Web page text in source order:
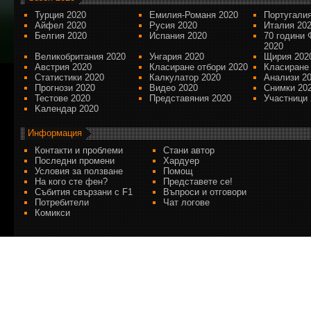
Турция 2020
Емилия-Романя 2020
Айфел 2020
Русия 2020
Италия
Белгия 2020
Испания 2020
70 години
2020
Великобритания 2020
Унгария 2020
Щирия
Австрия 2020
Класиране отбори 2020
Статистики 2020
Калкулатор 2020
Анализи
Прогнози 2020
Видео 2020
Снимки
Тестове 2020
Представяния 2020
Участници
Kалендар 2020
Информация
Контакти и проблеми
Стани автор
Последни промени
Хардуер
Условия за ползване
Помощ
На кого сте фен?
Представете се!
Събития свързани с F1
Въпроси и отговори
Потребители
Чат логове
Комикси